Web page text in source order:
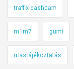
traffix dashcam
m1m7 gumi
utastájékoztatás